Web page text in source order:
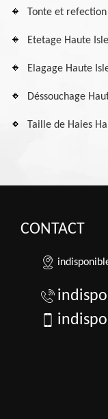
Tonte et
Etetage Haute
Elagage Haute
Déssouchage
Taille de Haies
CONTACT